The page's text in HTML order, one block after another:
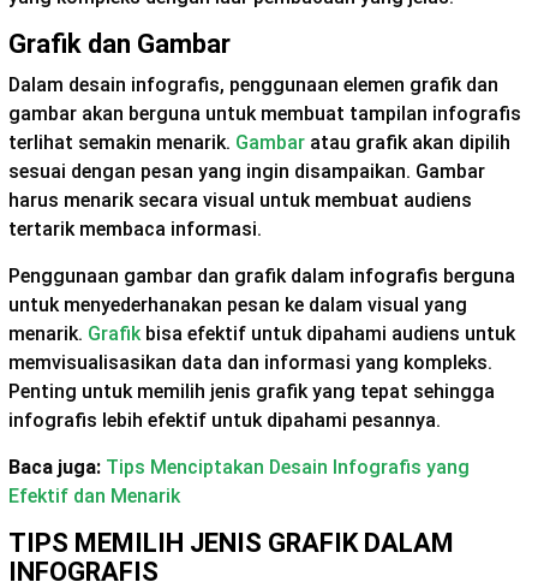
Grafik dan Gambar
Dalam desain infografis, penggunaan elemen grafik dan
gambar akan berguna untuk membuat tampilan infografis
terlihat semakin menarik. Gambar atau grafik akan dipilih
sesuai dengan pesan yang ingin disampaikan. Gambar
harus menarik secara visual untuk membuat audiens
tertarik membaca informasi.
Penggunaan gambar dan grafik dalam infografis berguna
untuk menyederhanakan pesan ke dalam visual yang
menarik. Grafik bisa efektif untuk dipahami audiens untuk
memvisualisasikan data dan informasi yang kompleks.
Penting untuk memilih jenis grafik yang tepat sehingga
infografis lebih efektif untuk dipahami pesannya.
Baca juga: Tips Menciptakan Desain Infografis yang
Efektif dan Menarik
TIPS MEMILIH JENIS GRAFIK DALAM
INFOGRAFIS